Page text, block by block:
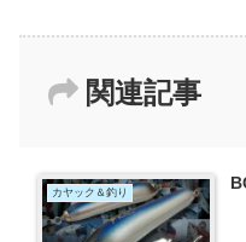
関連記事
カヤック＆釣り